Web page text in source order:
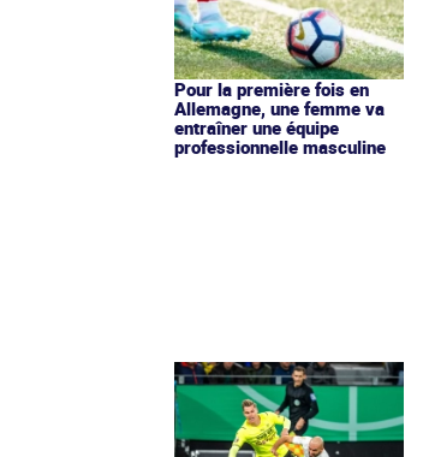
Pour la première fois en
Allemagne, une femme va
entraîner une équipe
professionnelle masculine